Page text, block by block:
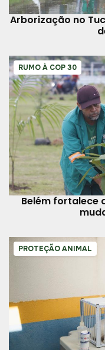
Arborização no
RUMO À COP 30
Belém fortalece
PROTEÇÃO ANIMAL